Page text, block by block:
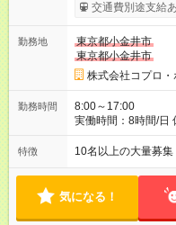
交通費別途支給
勤務地
東京都小金井市
東京都小金井市
株式会社コプロ
勤務時間
8:00～17:00
実働時間：8時間/日 休憩1時間 残業はほと
る日が多い働き方で
ので、 「今日やる
方を大切にしていま
特徴 10名以上の大量募集
気になる！